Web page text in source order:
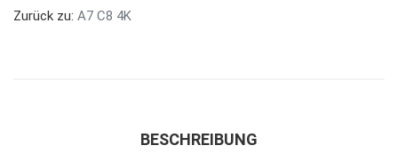
Zurück zu: A7 C8 4K
BESCHREIBUNG